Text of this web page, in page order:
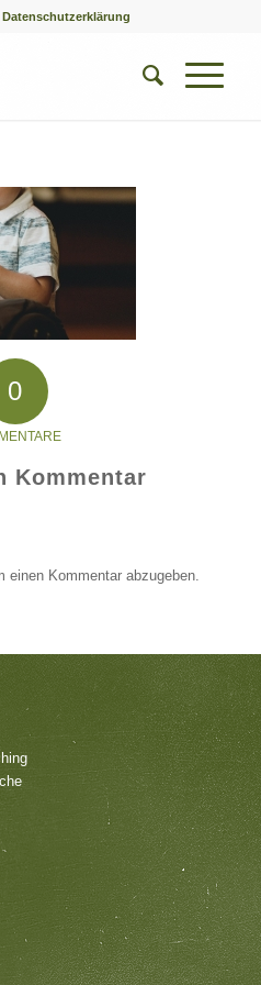
Datenschutzerklärung
0
Kommentar
einen Kommentar abzugeben.